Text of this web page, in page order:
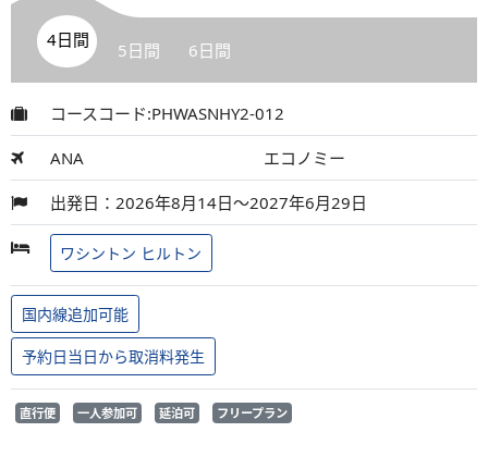
4日間 5日間 6日間
コースコード:PHWASNHY2-012
ANA エコノミー
出発日：2026年8月14日～2027年6月29日
ワシントン ヒルトン
国内線追加可能
予約日当日から取消料発生
直行便 一人参加可 延泊可 フリープラン